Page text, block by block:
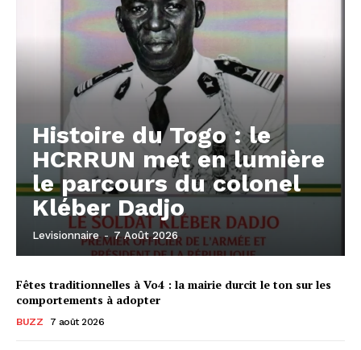
Histoire du Togo : le
HCRRUN met en lumière
le parcours du colonel
Kléber Dadjo
Levisionnaire - 7 Août 2026
Fêtes traditionnelles à Vo4 : la mairie durcit le ton sur les
comportements à adopter
BUZZ 7 août 2026